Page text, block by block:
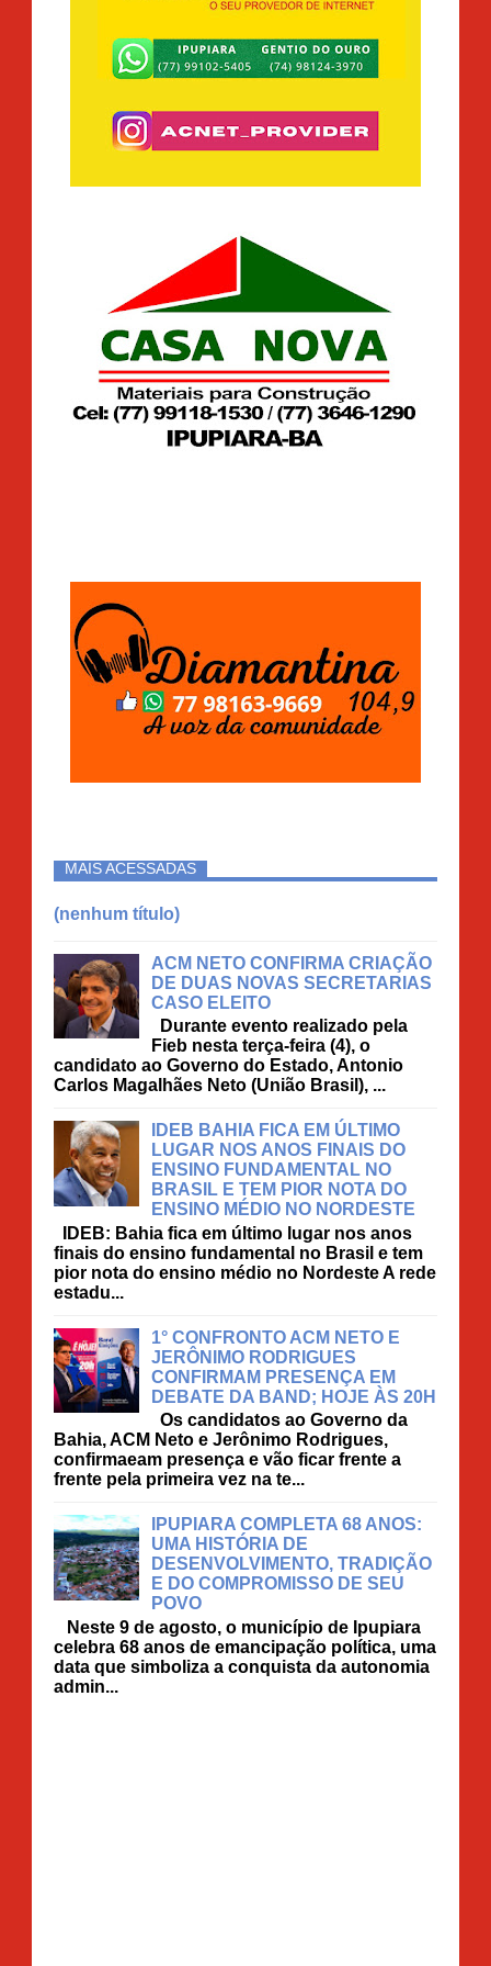
MAIS ACESSADAS
(nenhum título)
ACM NETO CONFIRMA CRIAÇÃO
DE DUAS NOVAS SECRETARIAS
CASO ELEITO
Durante evento realizado pela
Fieb nesta terça-feira (4), o
candidato ao Governo do Estado, Antonio
Carlos Magalhães Neto (União Brasil), ...
IDEB BAHIA FICA EM ÚLTIMO
LUGAR NOS ANOS FINAIS DO
ENSINO FUNDAMENTAL NO
BRASIL E TEM PIOR NOTA DO
ENSINO MÉDIO NO NORDESTE
IDEB: Bahia fica em último lugar nos anos
finais do ensino fundamental no Brasil e tem
pior nota do ensino médio no Nordeste A rede
estadu...
1° CONFRONTO ACM NETO E
JERÔNIMO RODRIGUES
CONFIRMAM PRESENÇA EM
DEBATE DA BAND; HOJE ÀS 20H
Os candidatos ao Governo da
Bahia, ACM Neto e Jerônimo Rodrigues,
confirmaeam presença e vão ficar frente a
frente pela primeira vez na te...
IPUPIARA COMPLETA 68 ANOS:
UMA HISTÓRIA DE
DESENVOLVIMENTO, TRADIÇÃO
E DO COMPROMISSO DE SEU
POVO
Neste 9 de agosto, o município de Ipupiara
celebra 68 anos de emancipação política, uma
data que simboliza a conquista da autonomia
admin...